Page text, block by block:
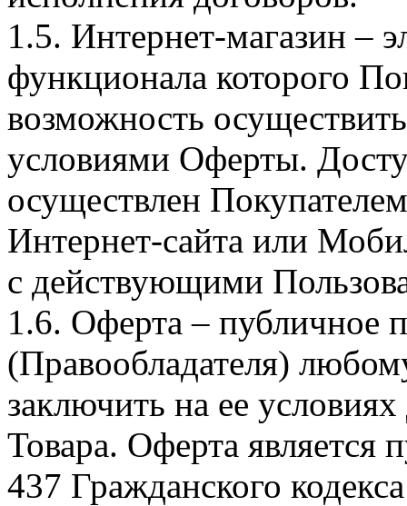
1.5. Интернет-магазин –
функционала которого
возможность
условиями Оферты.
осуществлен
Интернет-сайта или
с действующими
1.6. Оферта – публичное
(Правообладателя)
заключить на ее
Товара. Оферта является
437 Гражданского